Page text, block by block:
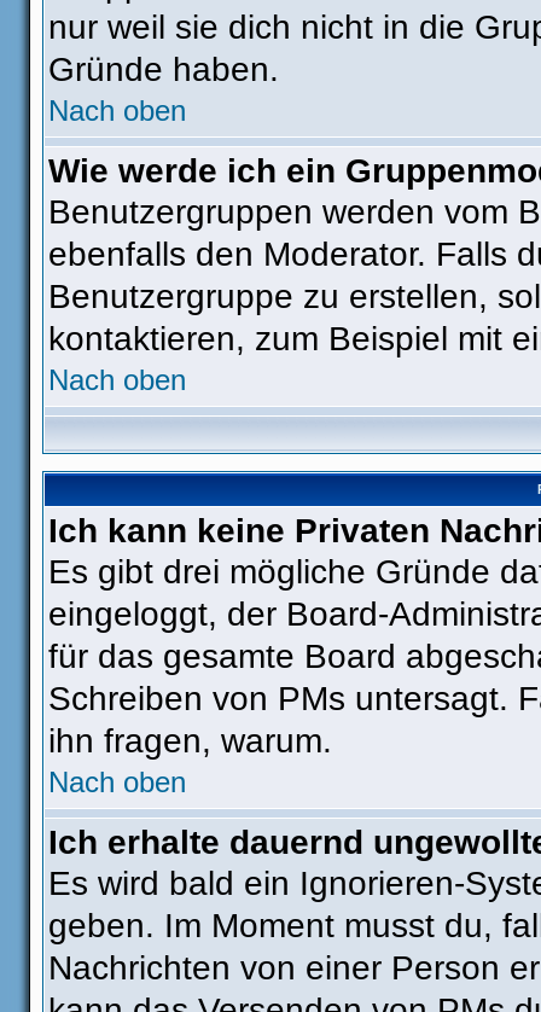
nur weil sie dich nicht in die
Gründe haben.
Nach oben
Wie werde ich ein
Benutzergruppen werden vom
ebenfalls den Moderator. Falls
Benutzergruppe zu erstellen,
kontaktieren, zum Beispiel mit
Nach oben
Ich kann keine Privaten
Es gibt drei mögliche Gründe
eingeloggt, der Board-
für das gesamte Board
Schreiben von PMs untersagt.
ihn fragen, warum.
Nach oben
Ich erhalte dauernd
Es wird bald ein Ignorieren-
geben. Im Moment musst du,
Nachrichten von einer Person